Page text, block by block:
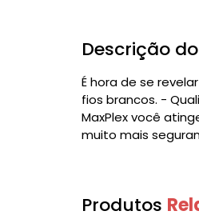
Descrição do
É hora de se
fios brancos. -
MaxPlex você
muito mais
Produtos